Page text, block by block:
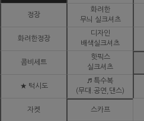
정장
화려한
무늬 실크셔츠
화려한정장
디자인
배색실크셔츠
콤비세트
핫픽스
실크셔츠
★ 턱시도
♬ 특수복
(무대.공연,댄스)
자켓 스카프